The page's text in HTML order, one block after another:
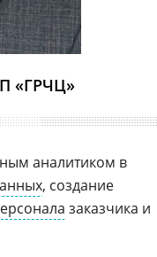
«ГРЧЦ»
аналитиком в
, создание
заказчика и